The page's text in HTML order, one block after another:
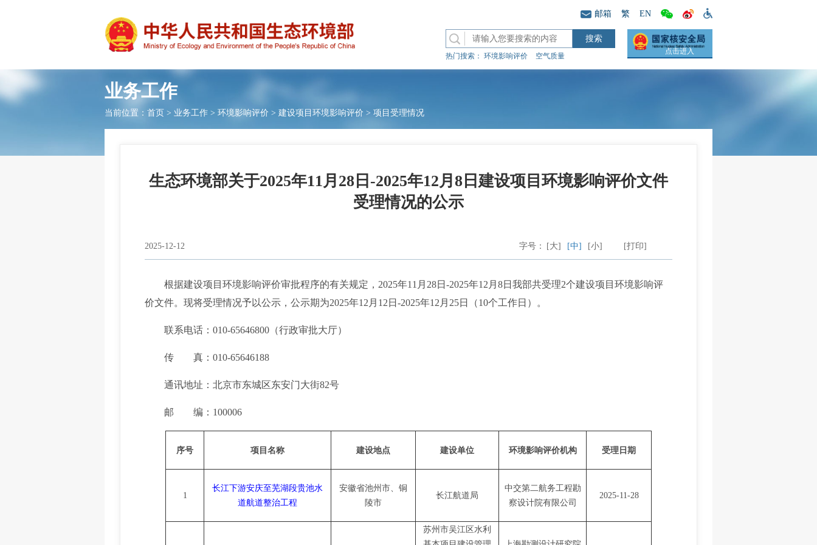
邮箱 繁 EN
热门搜索： 环境影响评价 空气质量
点击进入
业务工作
当前位置： 首页 > 业务工作 > 环境影响评价 > 建设项目环境影响评价 > 项目受理情况
生态环境部关于2025年11月28日-2025年12月8日建设项目环境影响评价文件
受理情况的公示
2025-12-12 [打印]
字号： [大] [中] [小]
根据建设项目环境影响评价审批程序的有关规定，2025年11月28日-2025年12月8日我部共受理2个建设项目环境影响评
价文件。现将受理情况予以公示，公示期为2025年12月12日-2025年12月25日（10个工作日）。
联系电话：010-65646800（行政审批大厅）
传 真：010-65646188
通讯地址：北京市东城区东安门大街82号
邮 编：100006
序号 项目名称 建设地点 建设单位 环境影响评价机构 受理日期
1
长江下游安庆至芜湖段贵池水
道航道整治工程
安徽省池州市、铜
陵市
长江航道局
中交第二航务工程勘
察设计院有限公司
2025-11-28
苏州市吴江区水利